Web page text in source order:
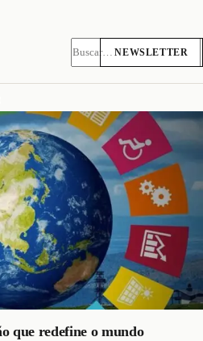
NEWSLETTER
que redefine o mundo